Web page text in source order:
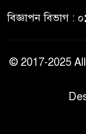
বিজ্ঞাপন বিভাগ :
© 2017-2025